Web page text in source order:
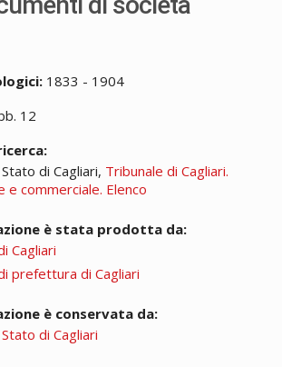
1833 - 1904
12
di Cagliari, Tribunale di Cagliari.
e commerciale. Elenco
è stata prodotta da:
Cagliari
prefettura di Cagliari
è conservata da:
di Cagliari